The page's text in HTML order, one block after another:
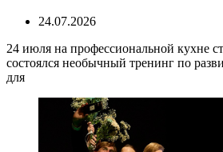
24.07.2026
24 июля на профессиональной кухне
состоялся необычный тренинг по
для